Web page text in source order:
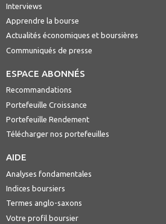
Interviews
Apprendre la bourse
Actualités économiques et boursières
Communiqués de presse
ESPACE ABONNÉS
Recommandations
Portefeuille Croissance
Portefeuille Rendement
Télécharger nos portefeuilles
AIDE
Analyses fondamentales
Indices boursiers
Termes anglo-saxons
Votre profil boursier